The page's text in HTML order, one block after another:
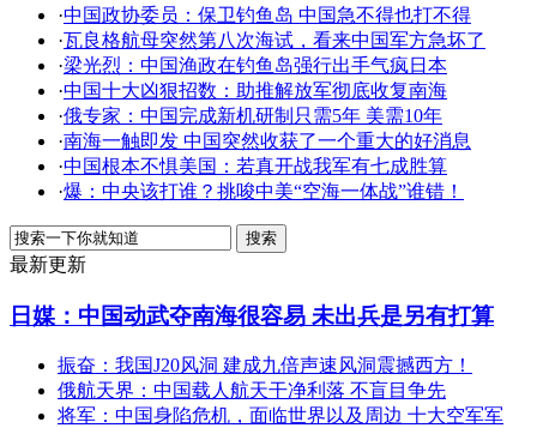
·中国政协委员：保卫钓鱼岛 中国急不得也打不得
·瓦良格航母突然第八次海试，看来中国军方急坏了
·梁光烈：中国渔政在钓鱼岛强行出手气疯日本
·中国十大凶狠招数：助推解放军彻底收复南海
·俄专家：中国完成新机研制只需5年 美需10年
·南海一触即发 中国突然收获了一个重大的好消息
·中国根本不惧美国：若真开战我军有七成胜算
·爆：中央该打谁？挑唆中美“空海一体战”谁错！
最新更新
日媒：中国动武夺南海很容易 未出兵是另有打算
振奋：我国J20风洞 建成九倍声速风洞震撼西方！
俄航天界：中国载人航天干净利落 不盲目争先
将军：中国身陷危机，面临世界以及周边 十大空军军